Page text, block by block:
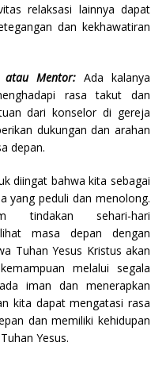
relaksasi lainnya dapat
dan kekhawatiran
atau Mentor: Ada kalanya
rasa takut dan
dari konselor di gereja
dukungan dan arahan
depan.
diingat bahwa kita sebagai
yang peduli dan menolong.
tindakan sehari-hari
masa depan dengan
Tuhan Yesus Kristus akan
melalui segala
iman dan menerapkan
kita dapat mengatasi rasa
dan memiliki kehidupan
Yesus.